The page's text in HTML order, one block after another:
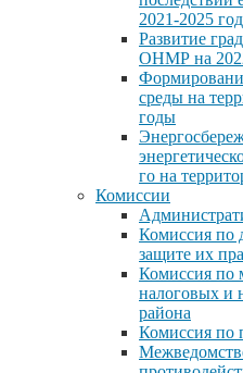
2021-2025
Развитие
ОНМР на
среды на
годы
го на
Комиссии
Комиссия по
защите их
Комиссия по
налоговых и
района
Комиссия по